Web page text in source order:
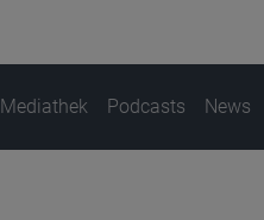
Mediathek Podcasts News